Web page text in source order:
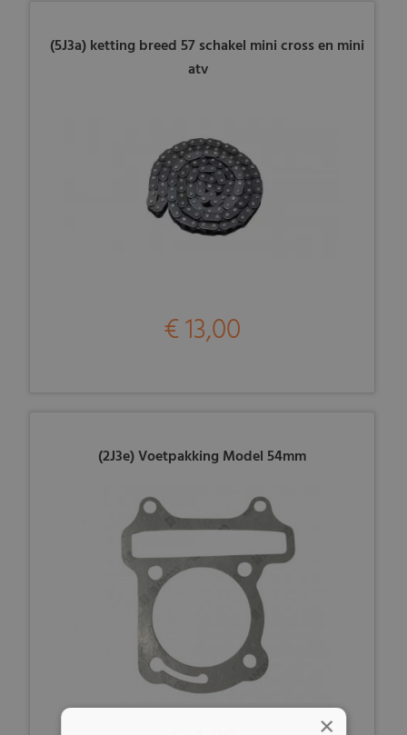
(5J3a) ketting breed 57 schakel mini cross en mini
atv
€ 13,00
(2J3e) Voetpakking Model 54mm
×